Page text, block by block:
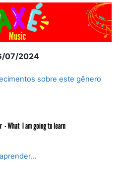
07/2024
sobre este gênero
Página